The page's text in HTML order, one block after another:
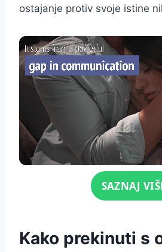
ostajanje protiv svoje istine
Click for soundSAZNAJ
Kako prekinuti s